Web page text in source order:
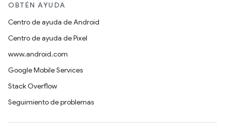
OBTÉN AYUDA
Centro de ayuda de Android
Centro de ayuda de Pixel
www.android.com
Google Mobile Services
Stack Overflow
Seguimiento de problemas